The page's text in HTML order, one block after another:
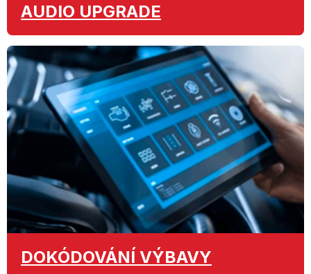
AUDIO UPGRADE
DOKÓDOVÁNÍ VÝBAVY